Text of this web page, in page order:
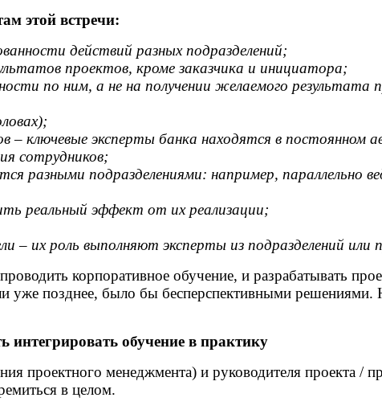
этой встречи:
действий разных подразделений;
проектов, кроме заказчика и инициатора;
по ним, а не на получении желаемого результата
– ключевые эксперты банка находятся в постоянном
сотрудников;
разными подразделениями: например, параллельно
реальный эффект от их реализации;
их роль выполняют эксперты из подразделений или
корпоративное обучение, и разрабатывать
уже позднее, было бы бесперспективными
обучение в практику
проектного менеджмента) и руководителя проекта /
в целом.